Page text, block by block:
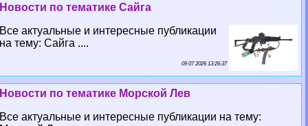
Новости по тематике Сайга
Все актуальные и интересные публикации
на тему: Сайга ....
09 07 2026 13:26:37
Новости по тематике Морской Лев
Все актуальные и интересные публикации на тему: